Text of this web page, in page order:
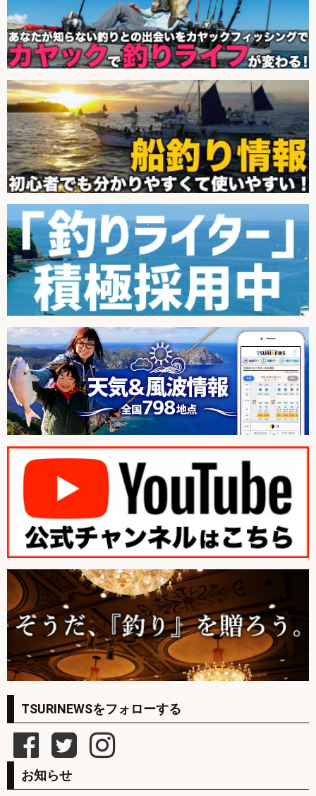
TSURINEWSをフォローする
お知らせ